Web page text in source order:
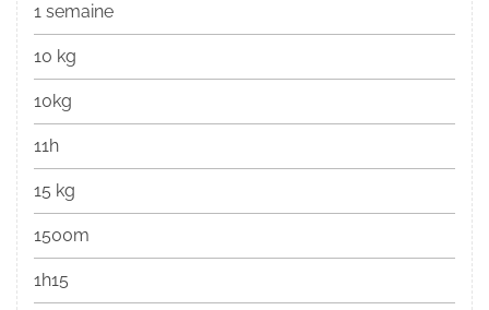
1 semaine
10 kg
10kg
11h
15 kg
1500m
1h15